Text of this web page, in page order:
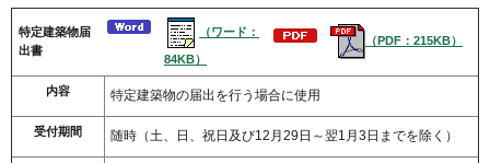
特定建築物届
出書
（ワード：
84KB）
（PDF：215KB）
内容 特定建築物の届出を行う場合に使用
受付期間 随時（土、日、祝日及び12月29日～翌1月3日までを除く）